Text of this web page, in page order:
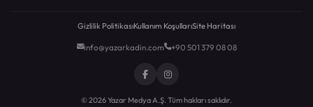
Gizlilik PolitikasıKullanım KoşullarıSite Haritası
info@yazarkadin.com +90 501 379 08 08
© 2026 Yazar Medya A.Ş. Tüm hakları saklıdır.